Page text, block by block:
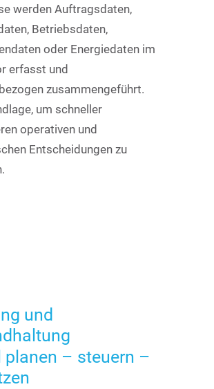
werden Auftragsdaten,
Betriebsdaten,
oder Energiedaten im
erfasst und
zusammengeführt.
um schneller
operativen und
Entscheidungen zu
und
planen – steuern –